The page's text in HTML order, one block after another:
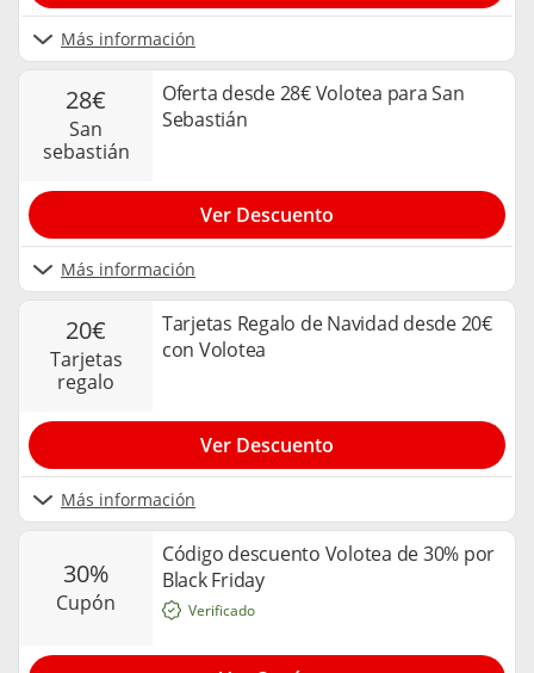
Más información
28€
san
sebastián
Oferta desde 28€ Volotea para San
Sebastián
Más información
Ver Descuento
20€
tarjetas
regalo
Tarjetas Regalo de Navidad desde 20€
con Volotea
Más información
Ver Descuento
30%
cupón
Código descuento Volotea de 30% por
Black Friday
Verificado